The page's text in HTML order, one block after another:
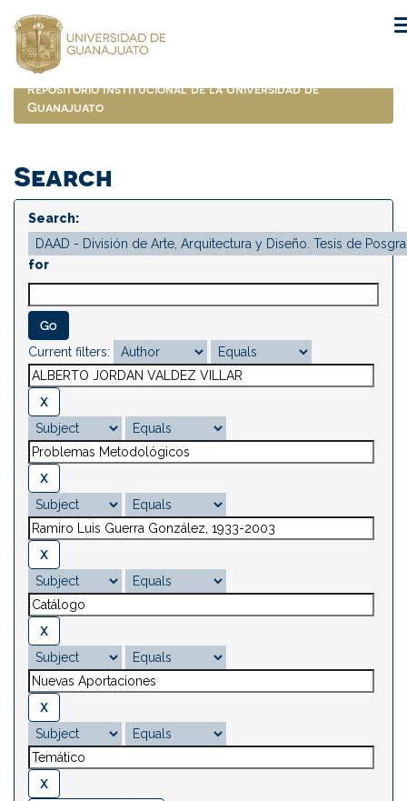
navigation
Repositorio Institucional de la Universidad de
Guanajuato
Search
Search:
for
Current filters: